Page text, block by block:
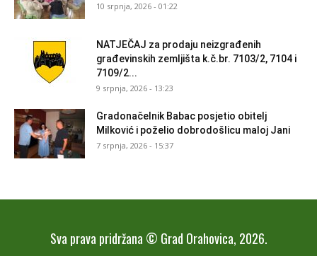
10 srpnja, 2026 - 01:22
NATJEČAJ za prodaju neizgrađenih
građevinskih zemljišta k.č.br. 7103/2, 7104 i
7109/2...
9 srpnja, 2026 - 13:23
Gradonačelnik Babac posjetio obitelj
Milković i poželio dobrodošlicu maloj Jani
7 srpnja, 2026 - 15:37
Sva prava pridržana © Grad Orahovica, 2026.